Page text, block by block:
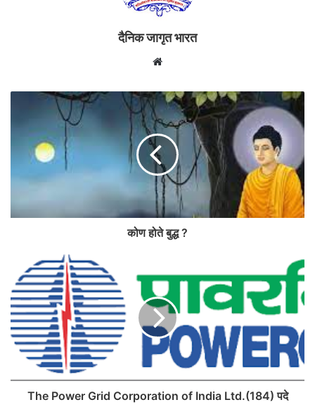
दैनिक जागृत भारत
Website
कोण होते बुद्ध ?
The Power Grid Corporation of India Ltd.(184) पदे